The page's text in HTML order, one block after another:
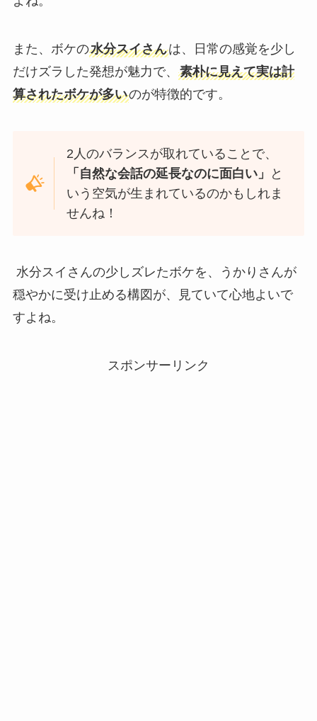
また、ボケの水分スイさんは、日常の感覚を少し
だけズラした発想が魅力で、 素朴に見えて実は計
算されたボケが多いのが特徴的です。
2人のバランスが取れていることで、
「自然な会話の延長なのに面白い」
と
いう空気が生まれているのかもしれま
せんね！
水分スイさんの少しズレたボケを、うかりさんが
穏やかに受け止める構図が、見ていて心地よいで
すよね。
スポンサーリンク